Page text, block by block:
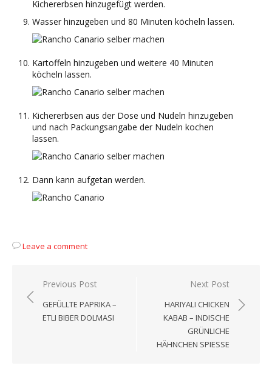
Kichererbsen hinzugefügt werden.
Wasser hinzugeben und 80 Minuten köcheln lassen.
Kartoffeln hinzugeben und weitere 40 Minuten
köcheln lassen.
Kichererbsen aus der Dose und Nudeln hinzugeben
und nach Packungsangabe der Nudeln kochen
lassen.
Dann kann aufgetan werden.
Leave a comment
Beitragsnavigation
Previous Post
GEFÜLLTE PAPRIKA –
ETLI BIBER DOLMASI
Next Post
HARIYALI CHICKEN
KABAB – INDISCHE
GRÜNLICHE
HÄHNCHEN SPIESSE